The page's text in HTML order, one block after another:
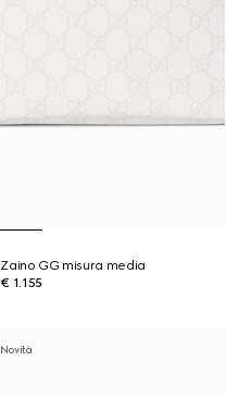
Zaino GG misura media
€ 1.155
Novità